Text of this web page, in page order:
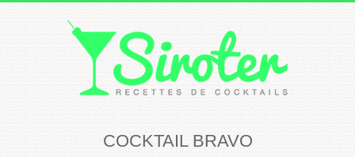
COCKTAIL BRAVO